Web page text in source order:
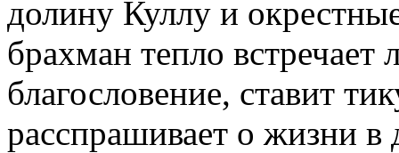
долину Куллу и
брахман тепло встречает
благословение, ставит
расспрашивает о жизни в